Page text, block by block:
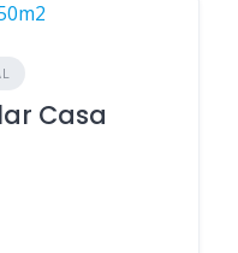
Casa